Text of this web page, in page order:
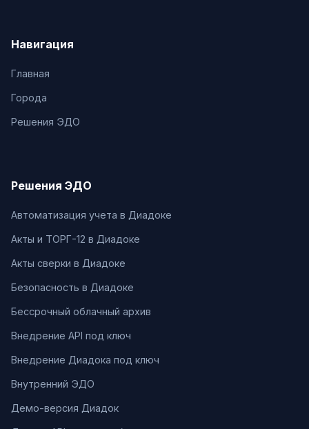
Навигация
Главная
Города
Решения ЭДО
Решения ЭДО
Автоматизация учета в Диадоке
Акты и ТОРГ-12 в Диадоке
Акты сверки в Диадоке
Безопасность в Диадоке
Бессрочный облачный архив
Внедрение API под ключ
Внедрение Диадока под ключ
Внутренний ЭДО
Демо-версия Диадок